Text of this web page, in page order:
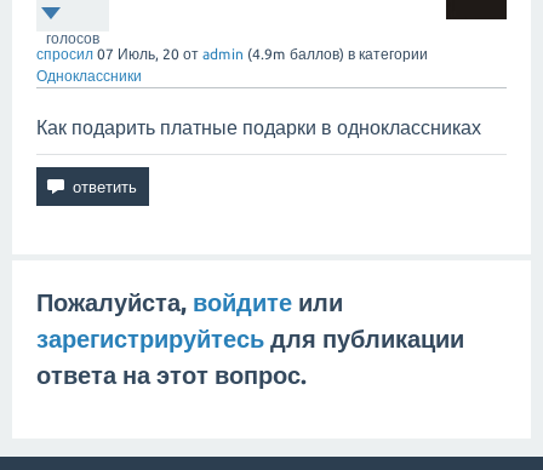
голосов
спросил 07 Июль, 20 от admin (4.9m баллов) в категории
Одноклассники
Как подарить платные подарки в одноклассниках
Пожалуйста, войдите или
зарегистрируйтесь для публикации
ответа на этот вопрос.